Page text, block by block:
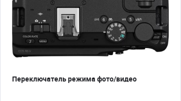
Переключатель режима фото/видео